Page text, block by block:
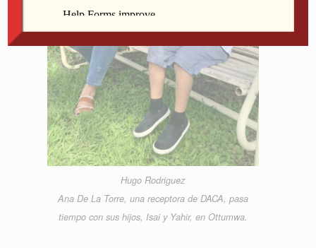
Hugo Rodriguez
Ana De La Torre, una receptora de DACA, pasa
tiempo con sus hijos, Isai y Yahir, en Ottumwa.